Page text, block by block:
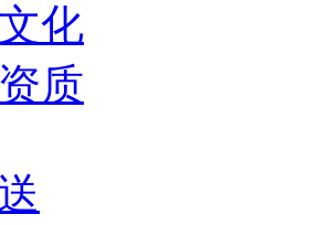
化
质